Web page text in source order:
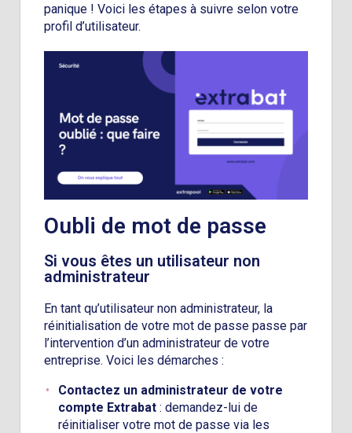
panique ! Voici les étapes à suivre selon votre
profil d’utilisateur.
Oubli de mot de passe
Si vous êtes un utilisateur non
administrateur
En tant qu’utilisateur non administrateur, la
réinitialisation de votre mot de passe passe par
l’intervention d’un administrateur de votre
entreprise. Voici les démarches :
Contactez un administrateur de votre
compte Extrabat : demandez-lui de
réinitialiser votre mot de passe via les